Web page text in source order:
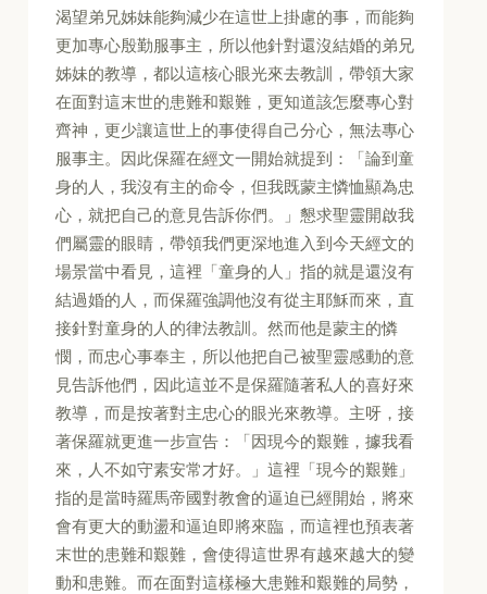
渴望弟兄姊妹能夠減少在這世上掛慮的事，而能夠
更加專心殷勤服事主，所以他針對還沒結婚的弟兄
姊妹的教導，都以這核心眼光來去教訓，帶領大家
在面對這末世的患難和艱難，更知道該怎麼專心對
齊神，更少讓這世上的事使得自己分心，無法專心
服事主。因此保羅在經文一開始就提到：「論到童
身的人，我沒有主的命令，但我既蒙主憐恤顯為忠
心，就把自己的意見告訴你們。」懇求聖靈開啟我
們屬靈的眼睛，帶領我們更深地進入到今天經文的
場景當中看見，這裡「童身的人」指的就是還沒有
結過婚的人，而保羅強調他沒有從主耶穌而來，直
接針對童身的人的律法教訓。然而他是蒙主的憐
憫，而忠心事奉主，所以他把自己被聖靈感動的意
見告訴他們，因此這並不是保羅隨著私人的喜好來
教導，而是按著對主忠心的眼光來教導。主呀，接
著保羅就更進一步宣告：「因現今的艱難，據我看
來，人不如守素安常才好。」這裡「現今的艱難」
指的是當時羅馬帝國對教會的逼迫已經開始，將來
會有更大的動盪和逼迫即將來臨，而這裡也預表著
末世的患難和艱難，會使得這世界有越來越大的變
動和患難。而在面對這樣極大患難和艱難的局勢，